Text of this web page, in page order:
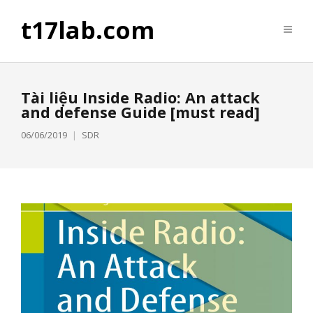
t17lab.com
Tài liệu Inside Radio: An attack
and defense Guide [must read]
06/06/2019 SDR